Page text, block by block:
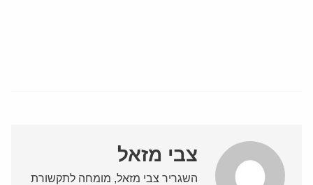
צבי מזאל
השגריר צבי מזאל, מומחה לתקשורת